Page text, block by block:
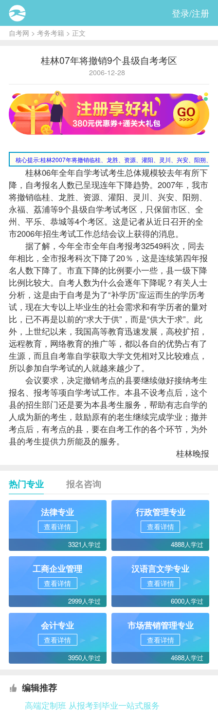
登录/注册
自考网 > 考务考籍 > 正文
桂林07年将撤销9个县级自考考区
2006-12-28
核心提示:桂林2007年将撤销临桂、龙胜、资源、灌阳、灵川、兴安、阳朔、
桂林06年全年自学考试考生总体规模较去年有所下
降， 自考报名 人数已呈现连年下降趋势。2007年，我市
将撤销临桂、龙胜、资源、灌阳、灵川、兴安、阳朔、
永福、荔浦等9个县级自学考试考区，只保留市区、全
州、平乐、恭城等4个考区。这是记者从近日召开的全
市2006年招生考试工作总结会议上获得的消息。
据了解，今年全市全年自考报考32549科次，同去
年相比，全市报考科次下降了20％，这是连续第四年报
名 人数下降了。市直下降的比例要小一些，县一级下降
比例比较大。自考人数为什么会逐年下降呢？有关人士
分析，这是由于自考是为了“补学历”应运而生的学历考
试，现在大专以上毕业生的社会需求和有学历者的量对
比，已不再是以前的“求大于供”，而是“供大于求”。此
外，上世纪以来，我国高等教育迅速发展，高校扩招，
远程教育，网络教育的推广等，都以各自的优势占有了
生源，而且自考靠自学获取大学文凭相对又比较难点，
所以参加自学考试的人就越来越少了。
会议要求，决定撤销考点的县要继续做好接纳考生
报名、报考等项自学考试工作。本县不设考点后，这个
县的招生部门还是要为本县考生服务，帮助有志自学的
人成为新的考生，鼓励原有的老生继续完成学业；撤并
考点后，有考点的县，要在自考工作的各个环节，为外
县的考生提供力所能及的服务。
桂林晚报
热门专业 报名咨询
法律专业
查看详情
3321人学过
行政管理专业
查看详情
4888人学过
工商企业管理
查看详情
2999人学过
汉语言文学专业
查看详情
6000人学过
会计专业
查看详情
3950人学过
市场营销管理专业
查看详情
4688人学过
编辑推荐
高端定制班 从报考到毕业一站式服务